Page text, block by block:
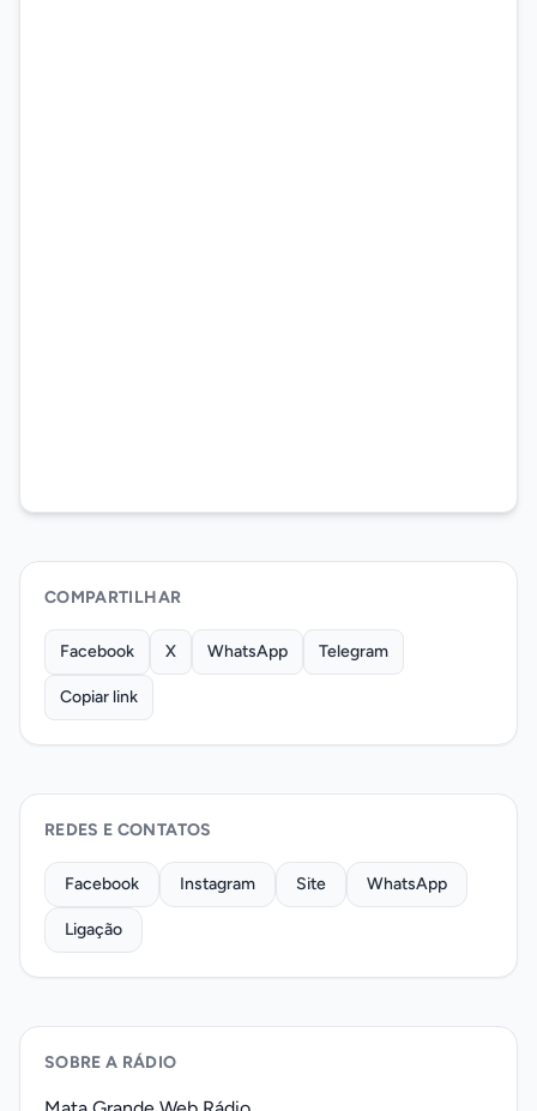
COMPARTILHAR
Facebook X WhatsApp Telegram
Copiar link
REDES E CONTATOS
Facebook Instagram Site WhatsApp
Ligação
SOBRE A RÁDIO